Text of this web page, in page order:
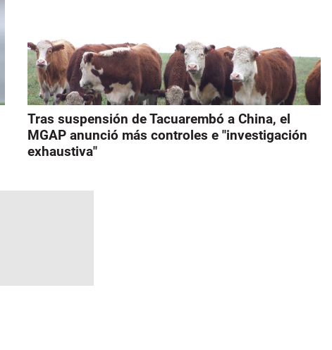
Tras suspensión de Tacuarembó a China, el
MGAP anunció más controles e "investigación
exhaustiva"